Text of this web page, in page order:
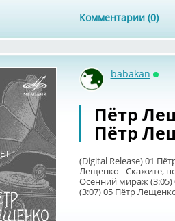
Комментарии (0)
babakan
Пётр
Пётр
(Digital Release) 01
Лещенко - Скажите,
Осенний мираж
(3:07) 05 Пётр